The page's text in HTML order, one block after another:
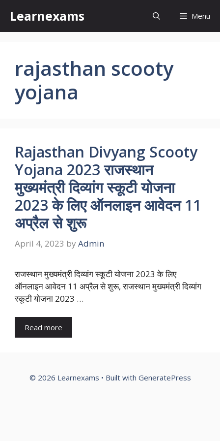
content
Learnexams Menu
rajasthan scooty
yojana
Rajasthan Divyang Scooty
Yojana 2023 राजस्थान
मुख्यमंत्री दिव्यांग स्कूटी योजना
2023 के लिए ऑनलाइन आवेदन 11
अप्रैल से शुरू
April 4, 2023 by Admin
राजस्थान मुख्यमंत्री दिव्यांग स्कूटी योजना 2023 के लिए
ऑनलाइन आवेदन 11 अप्रैल से शुरू, राजस्थान मुख्यमंत्री दिव्यांग
स्कूटी योजना 2023 …
Read more
© 2026 Learnexams • Built with GeneratePress